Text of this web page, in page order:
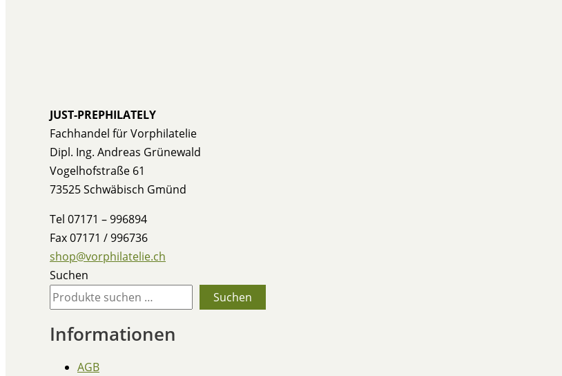
JUST-PREPHILATELY
Fachhandel für Vorphilatelie
Dipl. Ing. Andreas Grünewald
Vogelhofstraße 61
73525 Schwäbisch Gmünd
Tel 07171 – 996894
Fax 07171 / 996736
shop@vorphilatelie.ch
Suchen
Suchen
Informationen
AGB